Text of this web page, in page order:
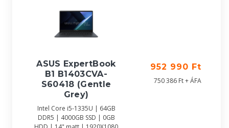
ASUS ExpertBook
B1 B1403CVA-
S60418 (Gentle
Grey)
Intel Core i5-1335U | 64GB
DDR5 | 4000GB SSD | 0GB
952 990 Ft
750 386 Ft + ÁFA